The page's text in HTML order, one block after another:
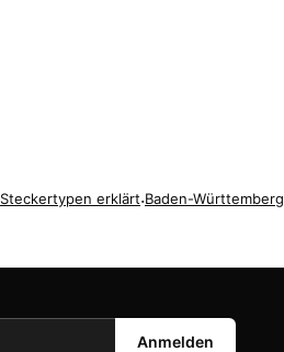
Steckertypen erklärt·Baden-Württemberg
Anmelden